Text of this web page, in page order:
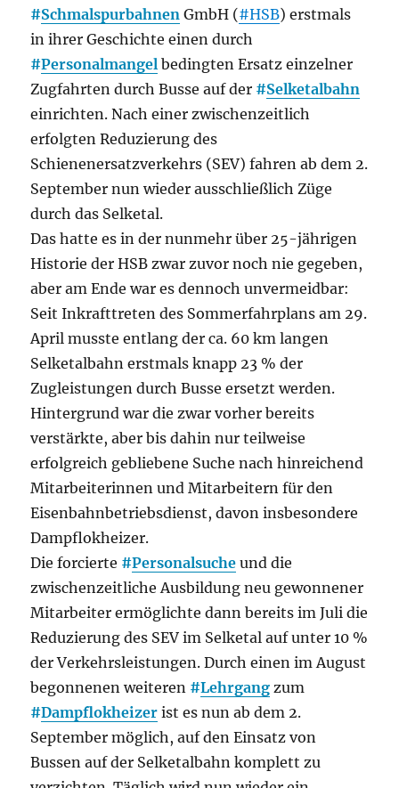
#Schmalspurbahnen GmbH (#HSB) erstmals
in ihrer Geschichte einen durch
#Personalmangel bedingten Ersatz einzelner
Zugfahrten durch Busse auf der #Selketalbahn
einrichten. Nach einer zwischenzeitlich
erfolgten Reduzierung des
Schienenersatzverkehrs (SEV) fahren ab dem 2.
September nun wieder ausschließlich Züge
durch das Selketal.
Das hatte es in der nunmehr über 25-jährigen
Historie der HSB zwar zuvor noch nie gegeben,
aber am Ende war es dennoch unvermeidbar:
Seit Inkrafttreten des Sommerfahrplans am 29.
April musste entlang der ca. 60 km langen
Selketalbahn erstmals knapp 23 % der
Zugleistungen durch Busse ersetzt werden.
Hintergrund war die zwar vorher bereits
verstärkte, aber bis dahin nur teilweise
erfolgreich gebliebene Suche nach hinreichend
Mitarbeiterinnen und Mitarbeitern für den
Eisenbahnbetriebsdienst, davon insbesondere
Dampflokheizer.
Die forcierte #Personalsuche und die
zwischenzeitliche Ausbildung neu gewonnener
Mitarbeiter ermöglichte dann bereits im Juli die
Reduzierung des SEV im Selketal auf unter 10 %
der Verkehrsleistungen. Durch einen im August
begonnenen weiteren #Lehrgang zum
#Dampflokheizer ist es nun ab dem 2.
September möglich, auf den Einsatz von
Bussen auf der Selketalbahn komplett zu